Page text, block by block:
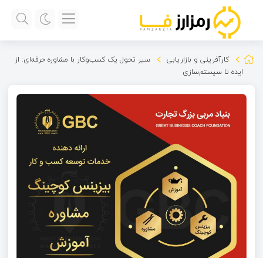
کارآفرینی و بازاریابی
سیر تحول یک کسب‌وکار با مشاوره حرفه‌ای: از
ایده تا سیستم‌سازی